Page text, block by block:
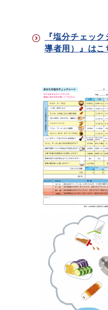
『塩分チェッ
導者用）』はこ